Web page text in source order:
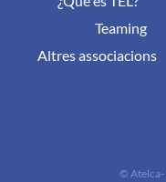
Teaming
Altres associacions
© Atelca-